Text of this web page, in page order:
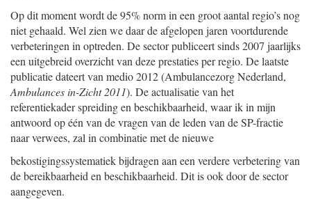
Op dit moment wordt de 95% norm in een groot aantal regio’s nog
niet gehaald. Wel zien we daar de afgelopen jaren voortdurende
verbeteringen in optreden. De sector publiceert sinds 2007 jaarlijks
een uitgebreid overzicht van deze prestaties per regio. De laatste
publicatie dateert van medio 2012 (Ambulancezorg Nederland,
Ambulances in-Zicht 2011). De actualisatie van het
referentiekader spreiding en beschikbaarheid, waar ik in mijn
antwoord op één van de vragen van de leden van de SP-fractie
naar verwees, zal in combinatie met de nieuwe
bekostigingssystematiek bijdragen aan een verdere verbetering van
de bereikbaarheid en beschikbaarheid. Dit is ook door de sector
aangegeven.